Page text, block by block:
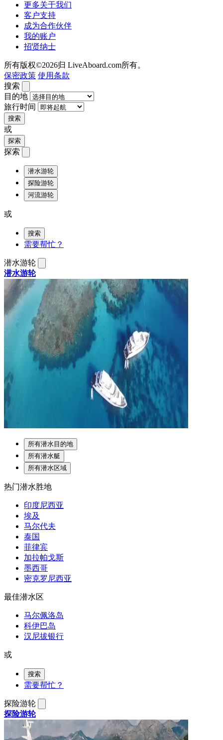
更多关于我们
客户支持
成为合作伙伴
我的账户
招贤纳士
所有版权©2026归 LiveAboard.com所有。
保密政策 使用条款
搜索
目的地
旅行时间
搜索
或
探索
探索
潜水游轮
探险游轮
河流游轮
或
搜索
需要帮忙？
潜水游轮
潜水游轮
所有潜水目的地
所有潜水艇
所有潜水区域
热门潜水胜地
印度尼西亚
埃及
马尔代夫
泰国
菲律宾
加拉帕戈斯
墨西哥
密克罗尼西亚
最佳潜水区
马尔佩洛岛
科伊巴岛
汉尼拔银行
或
搜索
需要帮忙？
探险游轮
探险游轮